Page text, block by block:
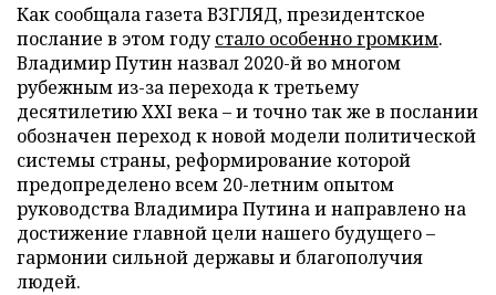
Как сообщала газета ВЗГЛЯД, президентское
послание в этом годустало особенно громким.
Владимир Путин назвал 2020-й во многом
рубежным из-за перехода к третьему
десятилетию XXI века – и точно так же в послании
обозначен переход к новой модели политической
системы страны, реформирование которой
предопределено всем 20-летним опытом
руководства Владимира Путина и направлено на
достижение главной цели нашего будущего –
гармонии сильной державы и благополучия
людей.